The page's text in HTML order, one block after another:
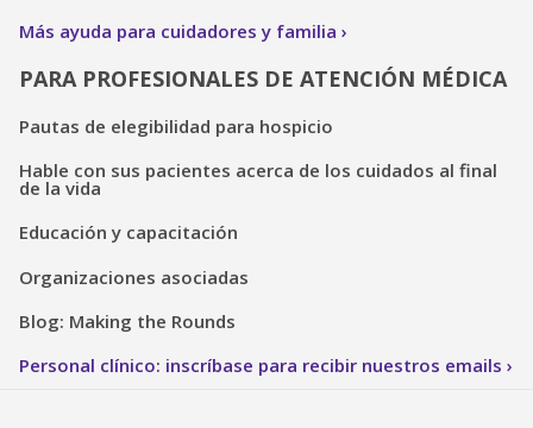
Más ayuda para cuidadores y familia
PARA PROFESIONALES DE ATENCIÓN MÉDICA
Pautas de elegibilidad para hospicio
Hable con sus pacientes acerca de los cuidados al final
de la vida
Educación y capacitación
Organizaciones asociadas
Blog: Making the Rounds
Personal clínico: inscríbase para recibir nuestros emails